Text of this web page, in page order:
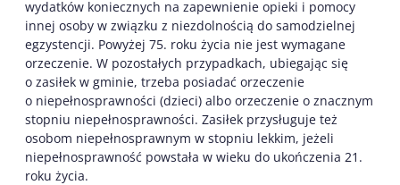
wydatków koniecznych na zapewnienie opieki i pomocy
innej osoby w związku z niezdolnością do samodzielnej
egzystencji. Powyżej 75. roku życia nie jest wymagane
orzeczenie. W pozostałych przypadkach, ubiegając się
o zasiłek w gminie, trzeba posiadać orzeczenie
o niepełnosprawności (dzieci) albo orzeczenie o znacznym
stopniu niepełnosprawności. Zasiłek przysługuje też
osobom niepełnosprawnym w stopniu lekkim, jeżeli
niepełnosprawność powstała w wieku do ukończenia 21.
roku życia.